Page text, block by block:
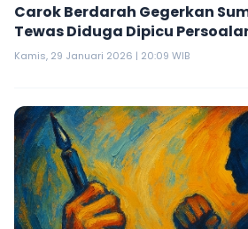
Carok Berdarah Gegerkan
Tewas Diduga Dipicu
Kamis, 29 Januari 2026 | 20:09 WIB